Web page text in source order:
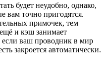
будет неудобно, однако,
вам точно пригодятся.
примочек, тем
и кэш занимает
если ваш проводник в мир
закроется автоматически.